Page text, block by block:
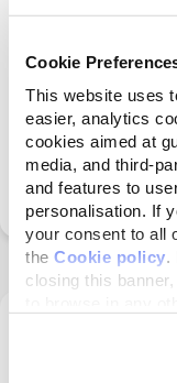
Cookie
This website uses
easier, analytics
cookies aimed at
media, and third-
and features to
personalisation. If
your consent to all
the Cookie policy.
closing this
Augmenter le
sur une année,
Publicité,
partout dans le
chats, sans qu'ils